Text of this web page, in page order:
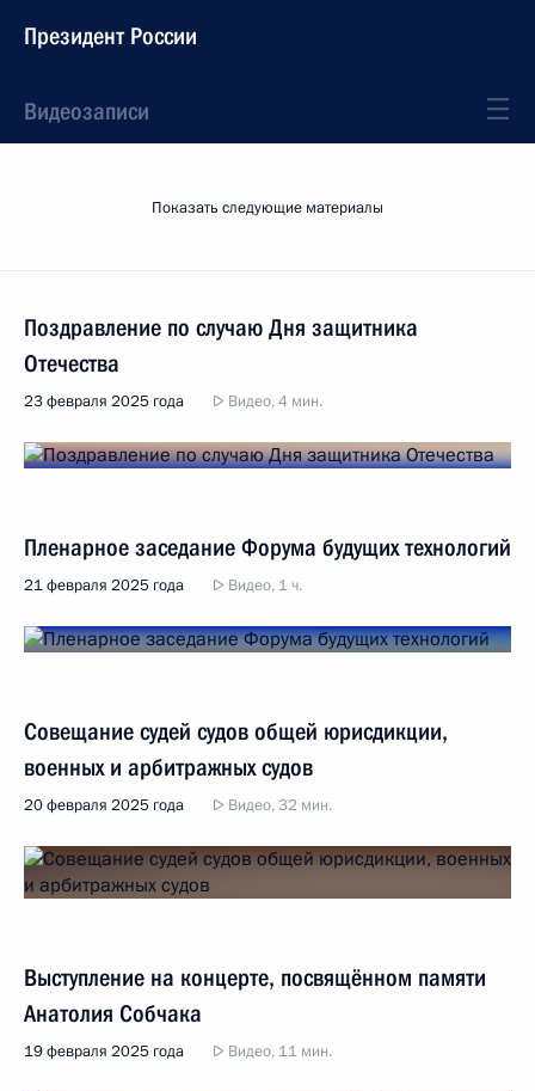
Президент России
Видеозаписи
Показать следующие материалы
Поздравление по случаю Дня защитника
Отечества
23 февраля 2025 года Видео, 4 мин.
Пленарное заседание Форума будущих технологий
21 февраля 2025 года Видео, 1 ч.
Совещание судей судов общей юрисдикции,
военных и арбитражных судов
20 февраля 2025 года Видео, 32 мин.
Выступление на концерте, посвящённом памяти
Анатолия Собчака
19 февраля 2025 года Видео, 11 мин.